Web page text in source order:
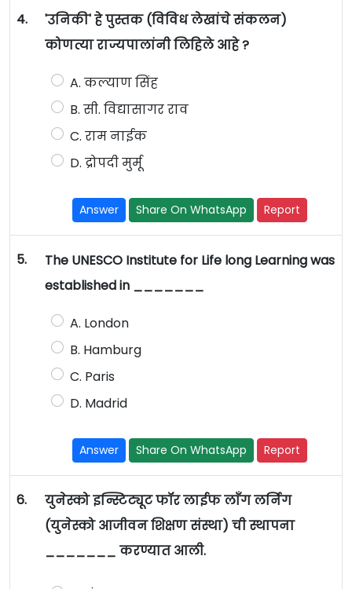
4.
'उनिकी' हे पुस्तक (विविध लेखांचे संकलन)
कोणत्या राज्यपालांनी लिहिले आहे ?
A. कल्याण सिंह
B. सी. विद्यासागर राव
C. राम नाईक
D. द्रोपदी मुर्मू
Answer Share On WhatsApp Report
5.
The UNESCO Institute for Life long Learning was
established in _______
A. London
B. Hamburg
C. Paris
D. Madrid
Answer Share On WhatsApp Report
6.
युनेस्को इन्स्टिट्यूट फॉर लाईफ लाँग लर्निग
(युनेस्को आजीवन शिक्षण संस्था) ची स्थापना
_______ करण्यात आली.